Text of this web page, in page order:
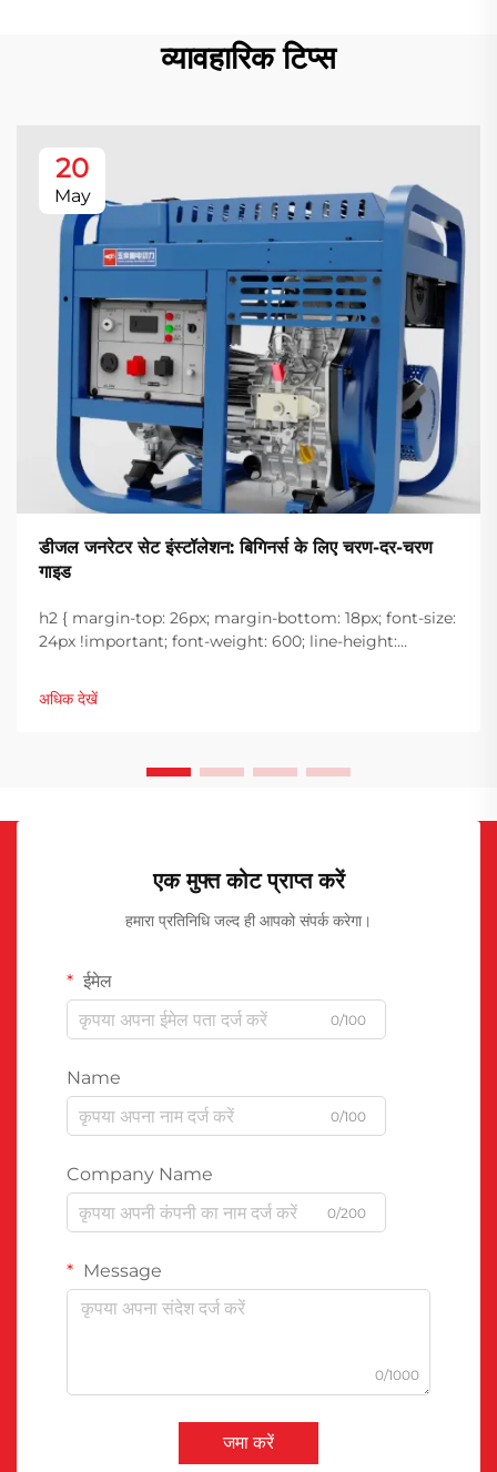
व्यावहारिक टिप्स
20
May
डीजल जनरेटर सेट इंस्टॉलेशन: बिगिनर्स के लिए चरण-दर-चरण
गाइड
h2 { margin-top: 26px; margin-bottom: 18px; font-size:
24px !important; font-weight: 600; line-height:
font-size: 20px !important; font-weight: 600; line-
height: ...}
अधिक देखें
एक मुफ्त कोट प्राप्त करें
हमारा प्रतिनिधि जल्द ही आपको संपर्क करेगा।
ईमेल
0/100
Name
0/100
Company Name
0/200
Message
0/1000
जमा करें